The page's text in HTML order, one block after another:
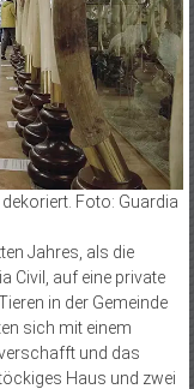
Foto: Guardia
Jahres, als die
Civil, auf eine private
in der Gemeinde
sich mit einem
und das
Haus und zwei